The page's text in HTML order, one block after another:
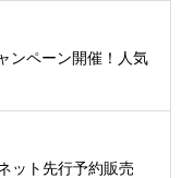
ンペーン開催！人気
ット先行予約販売